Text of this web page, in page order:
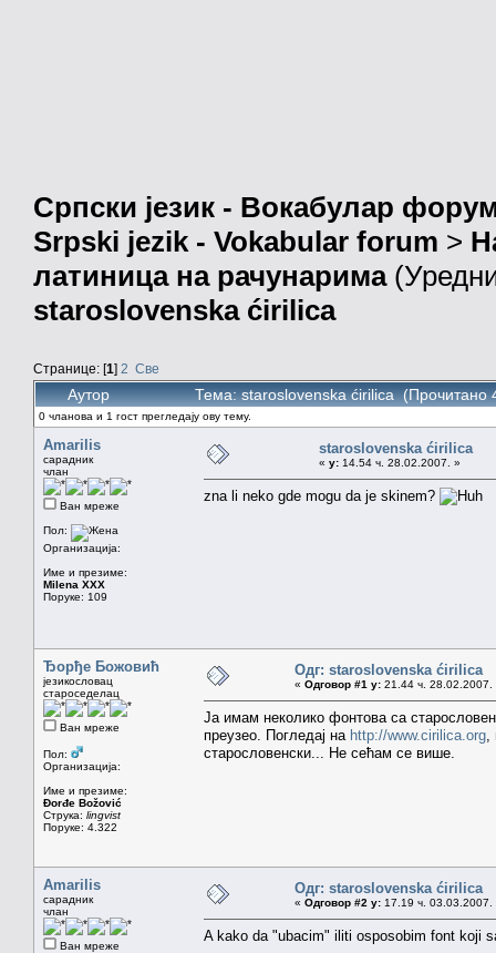
Српски језик - Вокабулар
Srpski jezik - Vokabular forum >
латиница на рачунарима
staroslovenska ćirilica
Странице: [1] 2 Све
Аутор Тема: staroslovenska ćirilica (Прочитано
0 чланова и 1 гост прегледају ову тему.
Amarilis
сарадник
члан
Ван мреже
Пол:
Организација:
Име и презиме:
Milena XXX
Поруке: 109
staroslovenska ćirilica
« у: 14.54 ч. 28.02.2007. »
zna li neko gde mogu da je skinem?
Ђорђе Божовић
језикословац
староседелац
Ван мреже
Пол:
Организација:
Име и презиме:
Đorđe Božović
Струка: lingvist
Поруке: 4.322
Одг: staroslovenska ćirilica
« Одговор #1 у: 21.44 ч. 28.02.2007.
Ја имам неколико фонтова са
преузео. Погледај на http://www.cirilica.org
старословенски... Не сећам се више.
Amarilis
сарадник
члан
Ван мреже
Одг: staroslovenska ćirilica
« Одговор #2 у: 17.19 ч. 03.03.2007.
A kako da "ubacim" iliti osposobim font koji